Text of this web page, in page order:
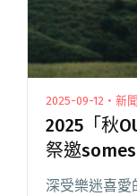
2025-09-12・新聞
2025「秋
祭邀
DEW揭開
深受樂迷喜愛